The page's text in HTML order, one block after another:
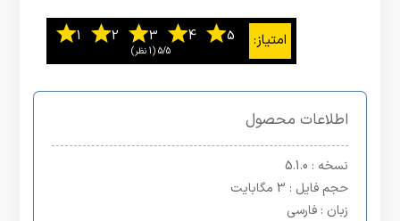
5/5 ‫(1 نظر)
اطلاعات محصول
نسخه : 5.1.0
حجم فایل : 3 مگابایت
زبان : فارسی